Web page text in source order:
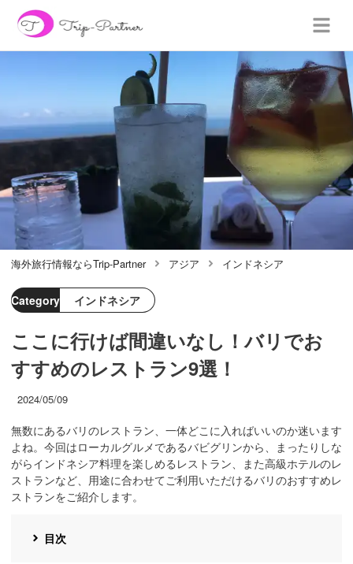
海外旅行情報ならTrip-Partner アジア インドネシア
Category インドネシア
ここに行けば間違いなし！バリでお
すすめのレストラン9選！
2024/05/09
無数にあるバリのレストラン、一体どこに入ればいいのか迷います
よね。今回はローカルグルメであるバビグリンから、まったりしな
がらインドネシア料理を楽しめるレストラン、また高級ホテルのレ
ストランなど、用途に合わせてご利用いただけるバリのおすすめレ
ストランをご紹介します。
目次